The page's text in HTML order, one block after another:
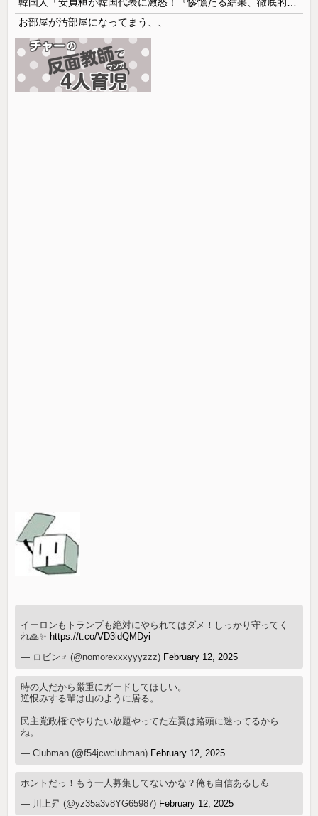
お部屋が汚部屋になってまう、、
イーロンもトランプも絶対にやられてはダメ！しっかり守ってく
れ🙏✨ https://t.co/VD3idQMDyi
— ロビン♂ (@nomorexxxyyyzzz) February 12, 2025
時の人だから厳重にガードしてほしい。
逆恨みする輩は山のように居る。
民主党政権でやりたい放題やってた左翼は路頭に迷ってるから
ね。
— Clubman (@f54jcwclubman) February 12, 2025
ホントだっ！もう一人募集してないかな？俺も自信あるし💪
— 川上昇 (@yz35a3v8YG65987) February 12, 2025